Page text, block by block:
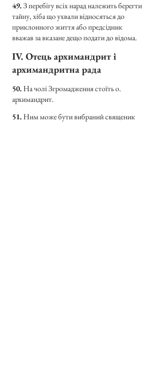
49.З перебігу всіх нарад належить берегти
тайну, хіба що ухвали відносяться до
приклонного життя або предсідник
вважав за вказане дещо подати до відома.
IV. Отець архимандрит і
архимандритна рада
50.На чолі Згромадження стоїть о.
архимандрит.
51.Ним може бути вибраний священик